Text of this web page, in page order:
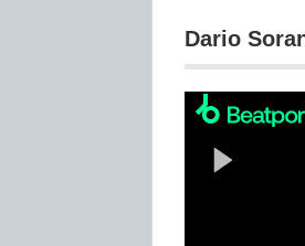
Dario